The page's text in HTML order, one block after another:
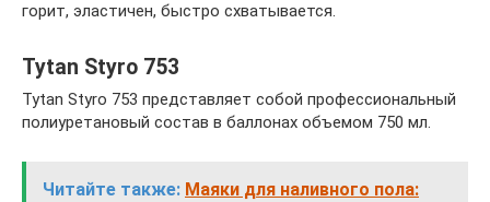
горит, эластичен, быстро схватывается.
Tytan Styro 753
Tytan Styro 753 представляет собой профессиональный
полиуретановый состав в баллонах объемом 750 мл.
Читайте также: Маяки для наливного пола: